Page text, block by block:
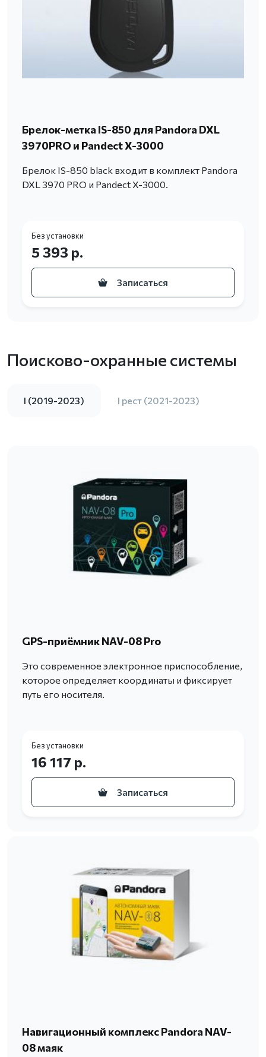
Брелок-метка IS-850 для Pandora DXL
3970PRO и Pandect X-3000
Брелок IS-850 black входит в комплект Pandora
DXL 3970 PRO и Pandect X-3000.
Без установки
5 393 р.
Записаться
Поисково-охранные системы
I (2019-2023) I рест (2021-2023)
GPS-приёмник NAV-08 Pro
Это современное электронное приспособление,
которое определяет координаты и фиксирует
путь его носителя.
Без установки
16 117 р.
Записаться
Навигационный комплекс Pandora NAV-
08 маяк